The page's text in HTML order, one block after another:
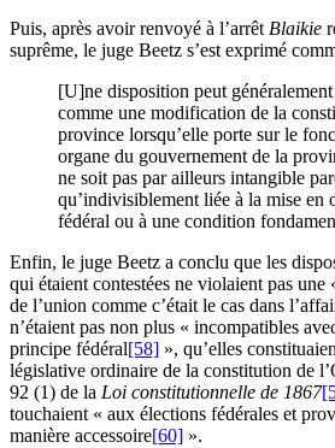
Puis, après avoir renvoyé à l’arrêt Blaikie
suprême, le juge Beetz s’est exprimé
[U]ne disposition peut
comme une modification de la
province lorsqu’elle porte sur le
organe du gouvernement de la
ne soit pas par ailleurs intangible
qu’indivisiblement liée à la mise en
fédéral ou à une condition
Enfin, le juge Beetz a conclu que les
qui étaient contestées ne violaient pas
de l’union comme c’était le cas dans
n’étaient pas non plus « incompatibles
principe fédéral[58] », qu’elles
législative ordinaire de la constitution de
92 (1) de la Loi constitutionnelle de 1867
touchaient « aux élections fédérales et
manière accessoire[60] ».